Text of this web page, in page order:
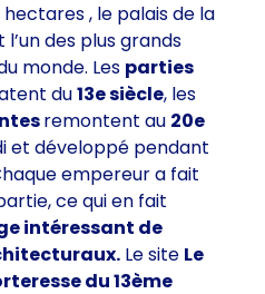
, le palais de la
des plus grands
monde. Les parties
du13e siècle, les
remontent au 20e
et développé pendant
empereur a fait
ce qui en fait
intéressant de
Le site Le
du 13ème